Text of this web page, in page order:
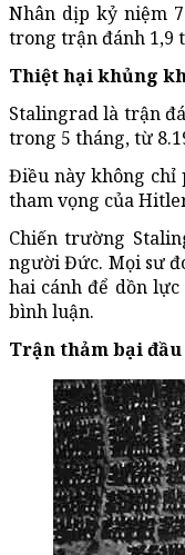
Nhân dịp kỷ niệm
trong trận đánh 1,9
Thiệt hại khủng
Stalingrad là trận
trong 5 tháng, từ
Điều này không chỉ
tham vọng của
Chiến trường
người Đức. Mọi sư
hai cánh để dồn
bình luận.
Trận thảm bại